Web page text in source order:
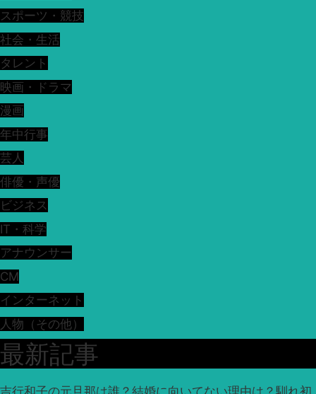
スポーツ・競技
社会・生活
タレント
映画・ドラマ
漫画
年中行事
芸人
俳優・声優
ビジネス
IT・科学
アナウンサー
CM
インターネット
人物（その他）
最新記事